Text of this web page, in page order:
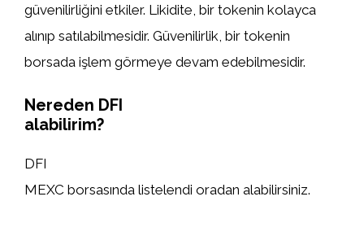
güvenilirliğini etkiler. Likidite, bir tokenin kolayca
alınıp satılabilmesidir. Güvenilirlik, bir tokenin
borsada işlem görmeye devam edebilmesidir.
Nereden DFI
alabilirim?
DFI
MEXC borsasında listelendi oradan alabilirsiniz.